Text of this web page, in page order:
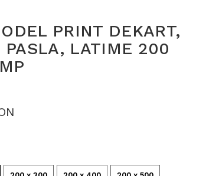
PRINT DEKART,
PASLA, LATIME 200